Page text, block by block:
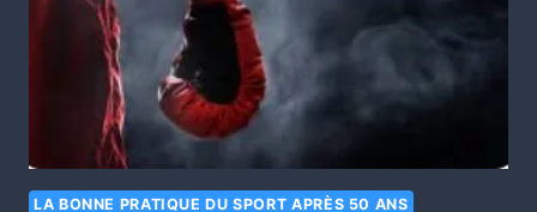
LA BONNE PRATIQUE DU SPORT APRÈS 50 ANS